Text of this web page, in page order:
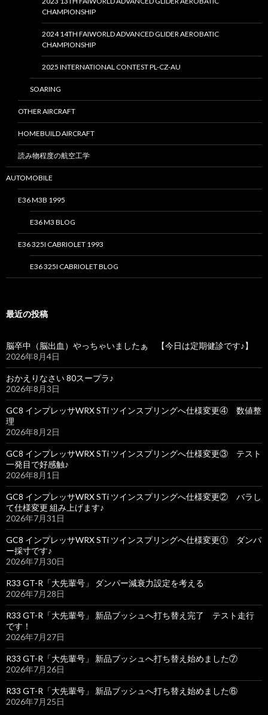
CHAMPIONSHIP
2024 14TH FAIWORLD ADVANCED GLIDER AEROBATIC
CHAMPIONSHIP
2025 INTERNATIONAL CONTEST PL-CZ-AU
SOARING
OTHER AIRCRAFT
HOMEBUILD AIRCRAFT
読み物程度の航空工学
AUTOMOBILE
E36 M3B 1995
E36 M3 BLOG
E36 325I CABRIOLET 1993
E36 325I CABRIOLET BLOG
最近の投稿
脳卒中（脳出血）やっちゃいましたぁ 【今日は定期健診です♪】
2026年8月4日
おかえりなさい 80スープラ♪
2026年8月3日
GC8 インプレッサWRX STi ツインスプリングへ仕様変更④ 数値整
理
2026年8月2日
GC8 インプレッサWRX STi ツインスプリングへ仕様変更③ テスト
一発目で好感触♪
2026年8月1日
GC8 インプレッサWRX STi ツインスプリングへ仕様変更② バラし
て仕様変更 組み上げます♪
2026年7月31日
GC8 インプレッサWRX STi ツインスプリングへ仕様変更① ダンパ
ー採寸です♪
2026年7月30日
R33 GT-R「大先輩号」 ダンパー減衰力設定を考える
2026年7月28日
R33 GT-R「大先輩号」 新品ブッシュへ打ち替え完了 テスト走行
です！
2026年7月27日
R33 GT-R「大先輩号」 新品ブッシュへ打ち替え始めました⑦
2026年7月26日
R33 GT-R「大先輩号」 新品ブッシュへ打ち替え始めました⑥
2026年7月25日